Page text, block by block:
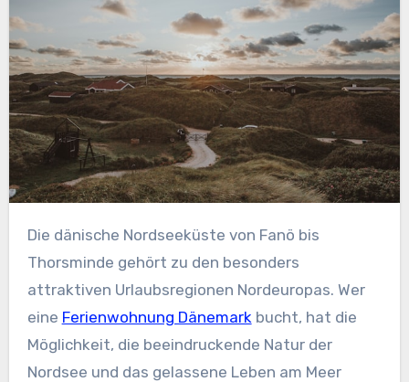
Die dänische Nordseeküste von Fanö bis
Thorsminde gehört zu den besonders
attraktiven Urlaubsregionen Nordeuropas. Wer
eine Ferienwohnung Dänemark bucht, hat die
Möglichkeit, die beeindruckende Natur der
Nordsee und das gelassene Leben am Meer